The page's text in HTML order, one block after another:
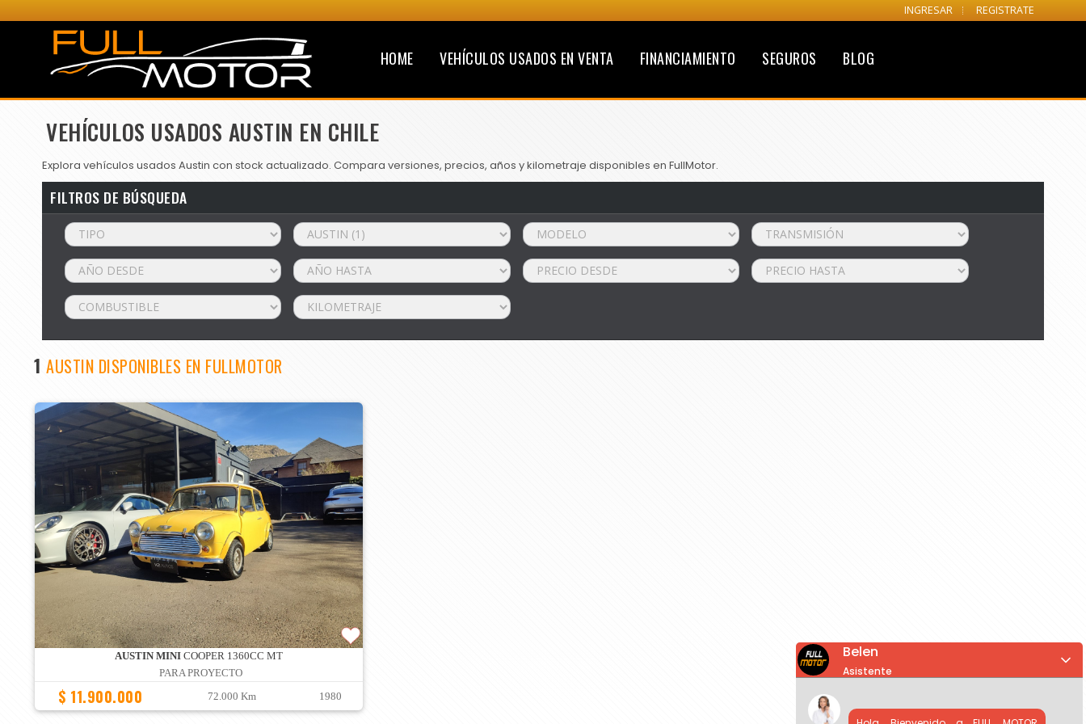
INGRESAR REGISTRATE
HOME VEHÍCULOS USADOS EN VENTA FINANCIAMIENTO SEGUROS BLOG
VEHÍCULOS USADOS AUSTIN EN CHILE
Explora vehículos usados Austin con stock actualizado. Compara versiones, precios, años y kilometraje disponibles en FullMotor.
FILTROS DE BÚSQUEDA
1 AUSTIN DISPONIBLES EN FULLMOTOR
AUSTIN MINI COOPER 1360CC MT
PARA PROYECTO
$ 11.900.000 72.000 Km 1980
Belen
Asistente